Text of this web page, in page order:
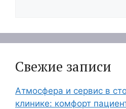
Свежие записи
Атмосфера и сервис в
клинике: комфорт